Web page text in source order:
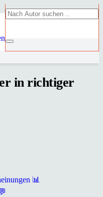
in richtiger
📊